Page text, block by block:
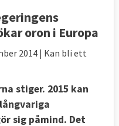
oron i Europa
2014 | Kan bli ett
stiger. 2015 kan
sig påmind. Det